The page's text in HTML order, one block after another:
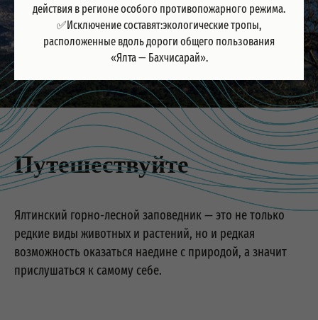
Путешествуйте
Ялтинский горно-лесной заповедник — это не только
редкие виды животных и растений, но и редкая
возможность оказаться наедине с природой, а значит
прислушаться к самому себе.
действия в регионе особого противопожарного режима.
✅Исключение составят:экологические тропы,
расположенные вдоль дороги общего пользования
«Ялта — Бахчисарай».